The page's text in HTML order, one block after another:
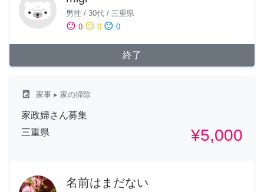
男性 / 30代 / 三重県
sentiment_satisfied 0 sentiment_neutral 0 sentiment_dissatisfied 0
終了
local_laundry_service 家事 ▸ 家の掃除
家政婦さん募集
三重県
¥5,000
名前はまだない